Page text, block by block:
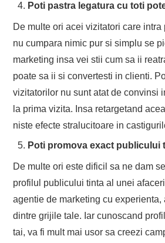
Poti pastra legatura cu toti
De multe ori acei vizitatori care intra
nu cumpara nimic pur si simplu se
marketing insa vei stii cum sa ii
poate sa ii si convertesti in clienti.
vizitatorilor nu sunt atat de convinsi
la prima vizita. Insa retargetand
niste efecte stralucitoare in
Poti promova exact publicului
De multe ori este dificil sa ne dam
profilul publicului tinta al unei
agentie de marketing cu experienta,
dintre grijile tale. Iar cunoscand
tai, va fi mult mai usor sa creezi